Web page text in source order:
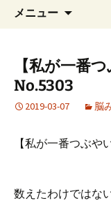
メニュー
ン
ツ
へ
ッ
【私が一番
No.5303
2019-03-07 脳
【私が一番つぶや
数えたわけではな